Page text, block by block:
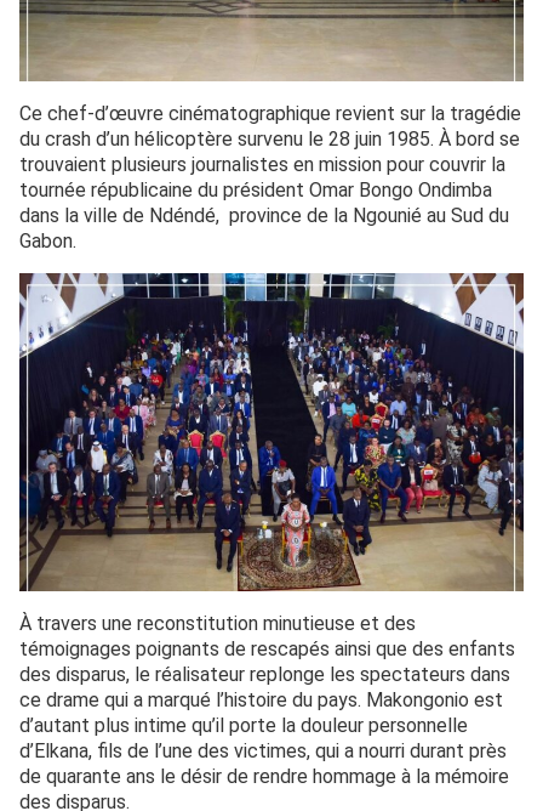
Ce chef-d’œuvre cinématographique revient sur la tragédie
du crash d’un hélicoptère survenu le 28 juin 1985. À bord se
trouvaient plusieurs journalistes en mission pour couvrir la
tournée républicaine du président Omar Bongo Ondimba
dans la ville de Ndéndé, province de la Ngounié au Sud du
Gabon.
À travers une reconstitution minutieuse et des
témoignages poignants de rescapés ainsi que des enfants
des disparus, le réalisateur replonge les spectateurs dans
ce drame qui a marqué l’histoire du pays. Makongonio est
d’autant plus intime qu’il porte la douleur personnelle
d’Elkana, fils de l’une des victimes, qui a nourri durant près
de quarante ans le désir de rendre hommage à la mémoire
des disparus.